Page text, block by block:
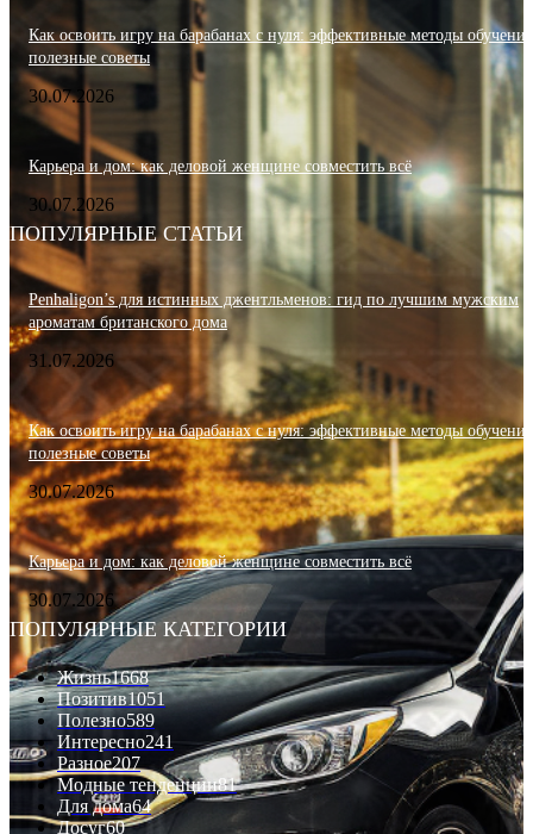
Как освоить игру на барабанах с нуля: эффективные методы
полезные советы
30.07.2026
Карьера и дом: как деловой женщине совместить всё
30.07.2026
ПОПУЛЯРНЫЕ СТАТЬИ
Penhaligon’s для истинных джентльменов: гид по лучшим мужским
ароматам британского дома
31.07.2026
Как освоить игру на барабанах с нуля: эффективные методы
полезные советы
30.07.2026
Карьера и дом: как деловой женщине совместить всё
30.07.2026
ПОПУЛЯРНЫЕ КАТЕГОРИИ
Жизнь1668
Позитив1051
Полезно589
Интересно241
Разное207
Модные тенденции81
Для дома64
Досуг60